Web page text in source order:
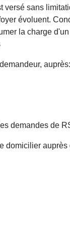
sans
évoluent.
la charge
auprès:
demandes de
domicilier